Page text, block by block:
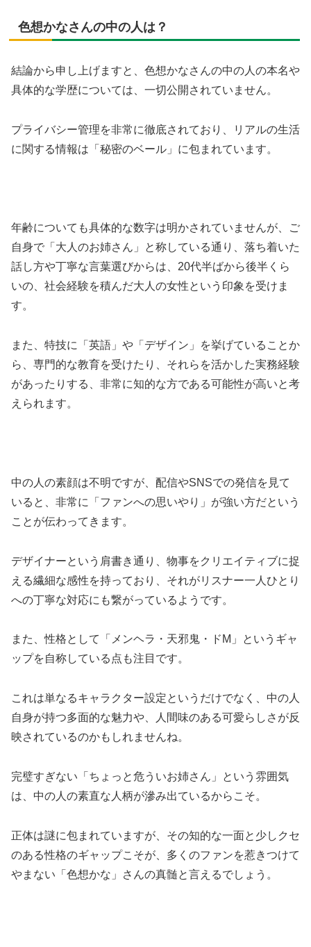
色想かなさんの中の人は？
結論から申し上げますと、色想かなさんの中の人の本名や
具体的な学歴については、一切公開されていません。
プライバシー管理を非常に徹底されており、リアルの生活
に関する情報は「秘密のベール」に包まれています。
年齢についても具体的な数字は明かされていませんが、ご
自身で「大人のお姉さん」と称している通り、落ち着いた
話し方や丁寧な言葉選びからは、20代半ばから後半くら
いの、社会経験を積んだ大人の女性という印象を受けま
す。
また、特技に「英語」や「デザイン」を挙げていることか
ら、専門的な教育を受けたり、それらを活かした実務経験
があったりする、非常に知的な方である可能性が高いと考
えられます。
中の人の素顔は不明ですが、配信やSNSでの発信を見て
いると、非常に「ファンへの思いやり」が強い方だという
ことが伝わってきます。
デザイナーという肩書き通り、物事をクリエイティブに捉
える繊細な感性を持っており、それがリスナー一人ひとり
への丁寧な対応にも繋がっているようです。
また、性格として「メンヘラ・天邪鬼・ドM」というギャ
ップを自称している点も注目です。
これは単なるキャラクター設定というだけでなく、中の人
自身が持つ多面的な魅力や、人間味のある可愛らしさが反
映されているのかもしれませんね。
完璧すぎない「ちょっと危ういお姉さん」という雰囲気
は、中の人の素直な人柄が滲み出ているからこそ。
正体は謎に包まれていますが、その知的な一面と少しクセ
のある性格のギャップこそが、多くのファンを惹きつけて
やまない「色想かな」さんの真髄と言えるでしょう。